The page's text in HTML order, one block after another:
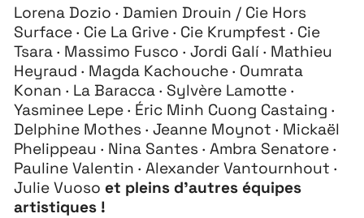
Lorena Dozio · Damien Drouin / Cie Hors
Surface · Cie La Grive · Cie Krumpfest · Cie
Tsara · Massimo Fusco · Jordi Galí · Mathieu
Heyraud · Magda Kachouche · Oumrata
Konan · La Baracca · Sylvère Lamotte ·
Yasminee Lepe · Éric Minh Cuong Castaing ·
Delphine Mothes · Jeanne Moynot · Mickaël
Phelippeau · Nina Santes · Ambra Senatore ·
Pauline Valentin · Alexander Vantournhout ·
Julie Vuoso et pleins d’autres équipes
artistiques !